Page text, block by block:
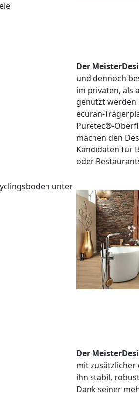
Der
und dennoch
im privaten, als
genutzt werden
ecuran-
Puretec®-
machen den
Kandidaten für
oder
unter
Der
mit zusätzlicher
ihn stabil,
Dank seiner